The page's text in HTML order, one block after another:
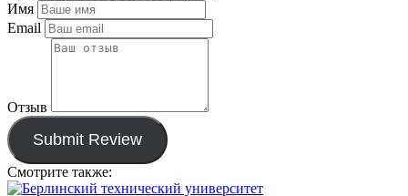
Имя
Email
Отзыв
Submit Review
Смотрите также: